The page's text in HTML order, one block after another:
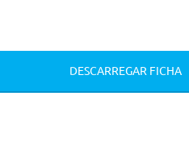
DESCARREGAR FICHA